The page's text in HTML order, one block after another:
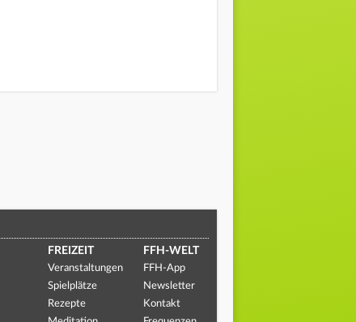
FREIZEIT
Veranstaltungen
Spielplätze
Rezepte
FFH-WELT
FFH-App
Newsletter
Kontakt